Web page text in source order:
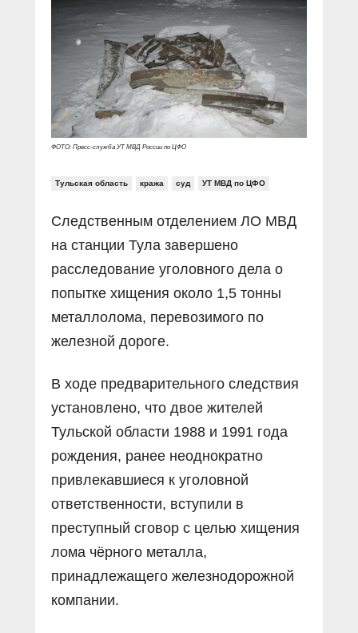
Социальные ролики
Документальные фильмы
Прямой разговор
В знании сила
Специальный репортаж
КиберПОСТОВОЙ
Газета «Щит и меч»
Журнал «Полиция России»
О ПОРТАЛЕ
Контакты
Вакансии
ФОТО: Пресс-служба УТ МВД России по ЦФО
Тульская область кража суд УТ МВД по ЦФО
Следственным отделением ЛО МВД
на станции Тула завершено
расследование уголовного дела о
попытке хищения около 1,5 тонны
металлолома, перевозимого по
железной дороге.
В ходе предварительного следствия
установлено, что двое жителей
Тульской области 1988 и 1991 года
рождения, ранее неоднократно
привлекавшиеся к уголовной
ответственности, вступили в
преступный сговор с целью хищения
лома чёрного металла,
принадлежащего железнодорожной
компании.